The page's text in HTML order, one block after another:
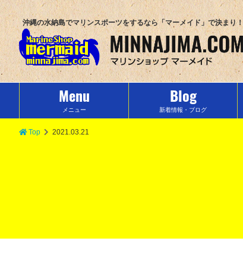
沖縄の水納島でマリンスポーツをするなら「マーメイド」で決まり！
Menu
メニュー
Blog
新着情報・ブログ
Top 2021.03.21